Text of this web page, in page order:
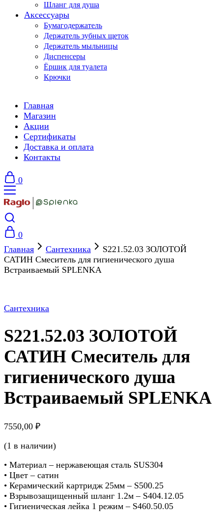
Шланг для душа
Аксессуары
Бумагодержатель
Держатель зубных щеток
Держатель мыльницы
Диспенсеры
Ёршик для туалета
Крючки
Главная
Магазин
Акции
Сертификаты
Доставка и оплата
Контакты
0
0
Главная
Сантехника
S221.52.03 ЗОЛОТОЙ
САТИН Смеситель для гигиенического душа
Встраиваемый SPLENKA
Сантехника
S221.52.03 ЗОЛОТОЙ
САТИН Смеситель для
гигиенического душа
Встраиваемый SPLENKA
7550,00 ₽
(1 в наличии)
• Материал – нержавеющая сталь SUS304
• Цвет – сатин
• Керамический картридж 25мм – S500.25
• Взрывозащищенный шланг 1.2м – S404.12.05
• Гигиеническая лейка 1 режим – S460.50.05